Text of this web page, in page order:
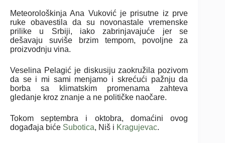
Meteorološkinja Ana Vuković je prisutne iz prve
ruke obavestila da su novonastale vremenske
prilike u Srbiji, iako zabrinjavajuće jer se
dešavaju suviše brzim tempom, povoljne za
proizvodnju vina.
Veselina Pelagić je diskusiju zaokružila pozivom
da se i mi sami menjamo i skrećući pažnju da
borba sa klimatskim promenama zahteva
gledanje kroz znanje a ne političke naočare.
Tokom septembra i oktobra, domaćini ovog
događaja biće Subotica, Niš i Kragujevac.